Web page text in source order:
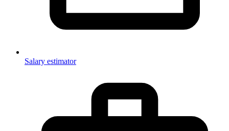
Salary estimator